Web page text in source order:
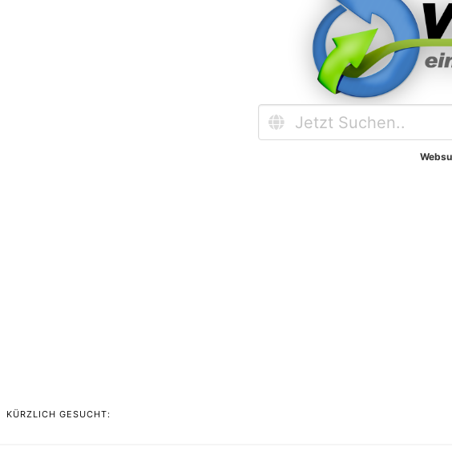
KÜRZLICH GESUCHT: